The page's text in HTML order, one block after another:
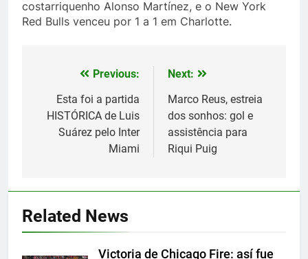
costarriquenho Alonso Martínez, e o New York
Red Bulls venceu por 1 a 1 em Charlotte.
navigation
Previous:
Esta foi a partida
HISTÓRICA de Luis
Suárez pelo Inter
Miami
Next:
Marco Reus, estreia
dos sonhos: gol e
assistência para
Riqui Puig
Related News
Victoria de Chicago Fire: así fue
Histórico: a MLS baixa as